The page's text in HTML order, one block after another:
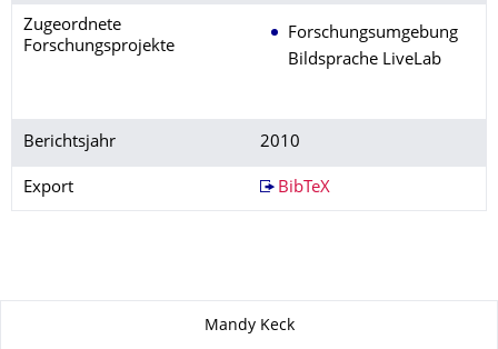
Zugeordnete
Forschungsprojekte
Forschungsumgebung
Bildsprache LiveLab
Berichtsjahr 2010
Export BibTeX
Mandy Keck